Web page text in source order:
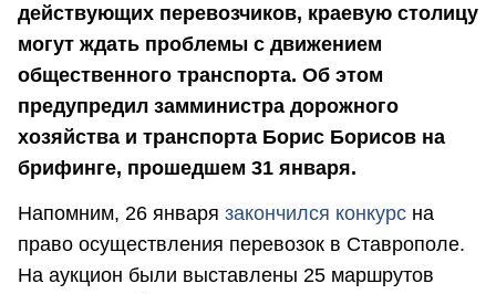
действующих перевозчиков, краевую столицу
могут ждать проблемы с движением
общественного транспорта. Об этом
предупредил замминистра дорожного
хозяйства и транспорта Борис Борисов на
брифинге, прошедшем 31 января.
Напомним, 26 января закончился конкурс на
право осуществления перевозок в Ставрополе.
На аукцион были выставлены 25 маршрутов